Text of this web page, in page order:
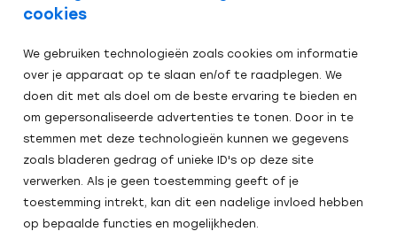
cookies
We gebruiken technologieën zoals cookies om informatie
over je apparaat op te slaan en/of te raadplegen. We
doen dit met als doel om de beste ervaring te bieden en
om gepersonaliseerde advertenties te tonen. Door in te
stemmen met deze technologieën kunnen we gegevens
zoals bladeren gedrag of unieke ID's op deze site
verwerken. Als je geen toestemming geeft of je
toestemming intrekt, kan dit een nadelige invloed hebben
op bepaalde functies en mogelijkheden.